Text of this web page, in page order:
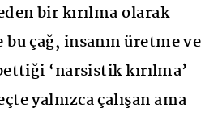
bir kırılma olarak
çağ, insanın üretme ve
‘narsistik kırılma’
yalnızca çalışan ama